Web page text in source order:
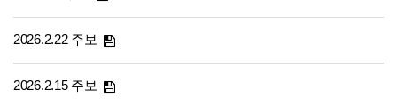
2026.2.22 주보
2026.2.15 주보